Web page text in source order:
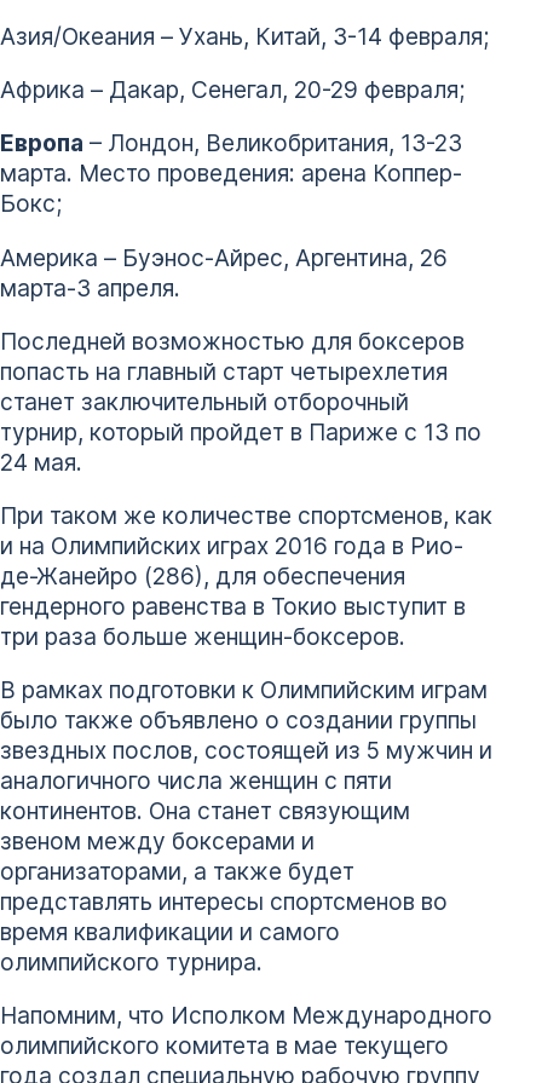
Азия/Океания – Ухань, Китай, 3-14 февраля;
Африка – Дакар, Сенегал, 20-29 февраля;
Европа – Лондон, Великобритания, 13-23
марта. Место проведения: арена Коппер-
Бокс;
Америка – Буэнос-Айрес, Аргентина, 26
марта-3 апреля.
Последней возможностью для боксеров
попасть на главный старт четырехлетия
станет заключительный отборочный
турнир, который пройдет в Париже с 13 по
24 мая.
При таком же количестве спортсменов, как
и на Олимпийских играх 2016 года в Рио-
де-Жанейро (286), для обеспечения
гендерного равенства в Токио выступит в
три раза больше женщин-боксеров.
В рамках подготовки к Олимпийским играм
было также объявлено о создании группы
звездных послов, состоящей из 5 мужчин и
аналогичного числа женщин с пяти
континентов. Она станет связующим
звеном между боксерами и
организаторами, а также будет
представлять интересы спортсменов во
время квалификации и самого
олимпийского турнира.
Напомним, что Исполком Международного
олимпийского комитета в мае текущего
года создал специальную рабочую группу